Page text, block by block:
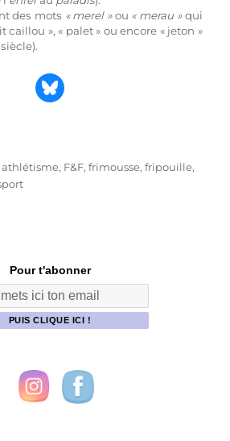
des mots « merel »ou « merau »qui
caillou », « palet » ou encore « jeton »
Partager sur Bluesky
Étiquettes
athlétisme, F&F,frimousse,fripouille,
Pour t'abonner